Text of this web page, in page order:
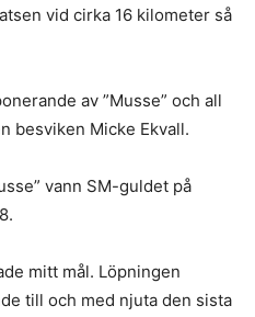
vid cirka 16 kilometer så
av ”Musse” och all
besviken Micke Ekvall.
vann SM-guldet på
mitt mål. Löpningen
till och med njuta den sista